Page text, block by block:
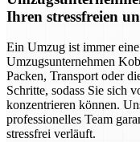
Ihren stressfreien
Ein Umzug ist immer
Umzugsunternehmen
Packen, Transport oder
Schritte, sodass Sie sich
konzentrieren können.
professionelles Team
stressfrei verläuft.